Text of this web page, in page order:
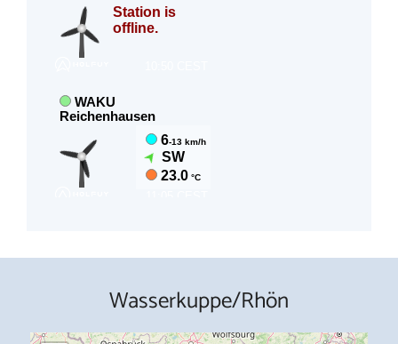
Wasserkuppe/Rhön